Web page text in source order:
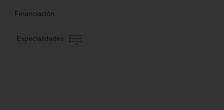
Financiación
Especialidades